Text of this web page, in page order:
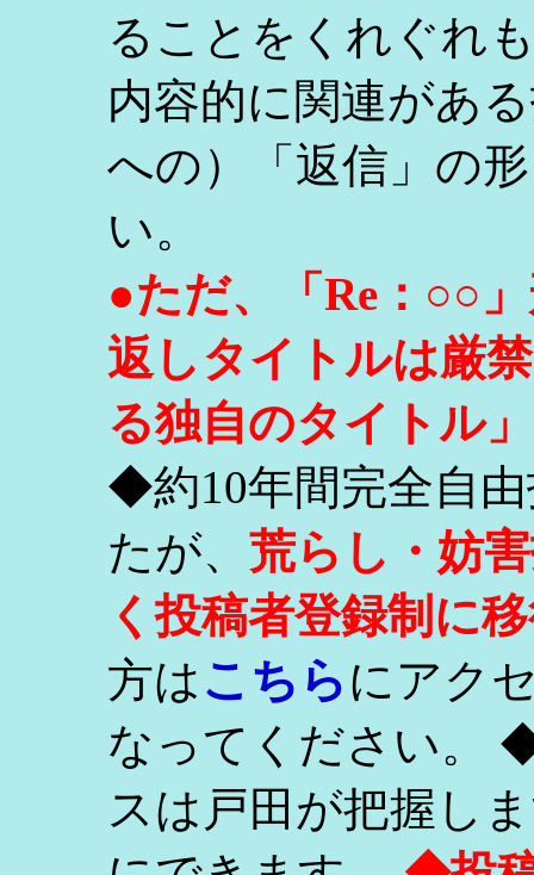
ることをくれぐれ
内容的に関連があ
への）「返信」の
い。
●ただ、「Re：○○
返しタイトルは厳
る独自のタイトル
◆約10年間完全自
たが、 荒らし・妨
く投稿者登録制に
方はこちらにアク
なってください。
スは戸田が把握し